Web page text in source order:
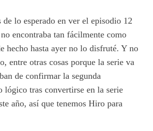
de lo esperado en ver el episodio 12
encontraba tan fácilmente como
hecho hasta ayer no lo disfruté. Y no
entre otras cosas porque la serie va
de confirmar la segunda
lógico tras convertirse en la serie
año, así que tenemos Hiro para